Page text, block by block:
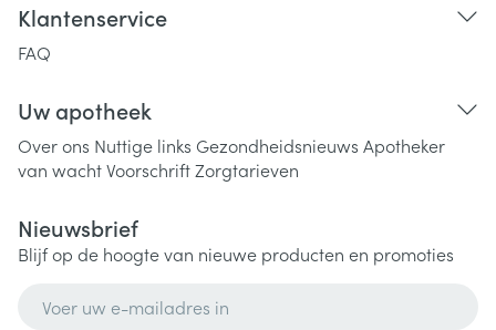
Klantenservice
FAQ
Uw apotheek
Over ons Nuttige links Gezondheidsnieuws Apotheker
van wachtVoorschriftZorgtarieven
Nieuwsbrief
Blijf op de hoogte van nieuwe producten en promoties